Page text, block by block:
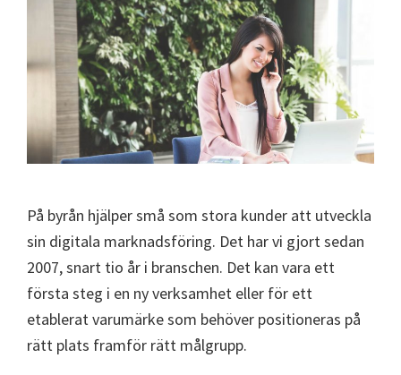
På byrån hjälper små som stora kunder att utveckla
sin digitala marknadsföring. Det har vi gjort sedan
2007, snart tio år i branschen. Det kan vara ett
första steg i en ny verksamhet eller för ett
etablerat varumärke som behöver positioneras på
rätt plats framför rätt målgrupp.